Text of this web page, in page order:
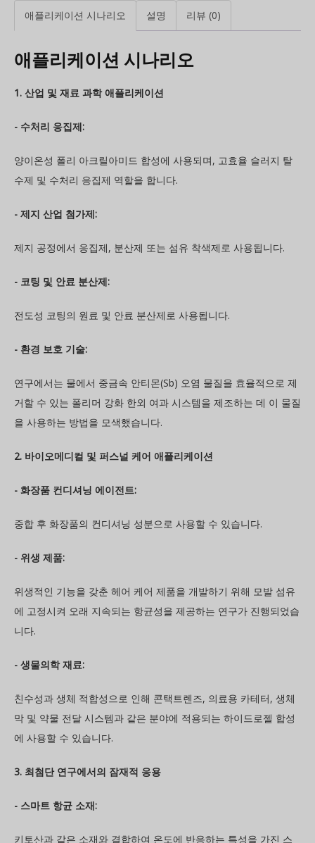
애플리케이션 시나리오 설명 리뷰 (0)
애플리케이션 시나리오
1. 산업 및 재료 과학 애플리케이션
- 수처리 응집제:
양이온성 폴리 아크릴아미드 합성에 사용되며, 고효율 슬러지 탈
수제 및 수처리 응집제 역할을 합니다.
- 제지 산업 첨가제:
제지 공정에서 응집제, 분산제 또는 섬유 착색제로 사용됩니다.
- 코팅 및 안료 분산제:
전도성 코팅의 원료 및 안료 분산제로 사용됩니다.
- 환경 보호 기술:
연구에서는 물에서 중금속 안티몬(Sb) 오염 물질을 효율적으로 제
거할 수 있는 폴리머 강화 한외 여과 시스템을 제조하는 데 이 물질
을 사용하는 방법을 모색했습니다.
2. 바이오메디컬 및 퍼스널 케어 애플리케이션
- 화장품 컨디셔닝 에이전트:
중합 후 화장품의 컨디셔닝 성분으로 사용할 수 있습니다.
- 위생 제품:
위생적인 기능을 갖춘 헤어 케어 제품을 개발하기 위해 모발 섬유
에 고정시켜 오래 지속되는 항균성을 제공하는 연구가 진행되었습
니다.
- 생물의학 재료:
친수성과 생체 적합성으로 인해 콘택트렌즈, 의료용 카테터, 생체
막 및 약물 전달 시스템과 같은 분야에 적용되는 하이드로젤 합성
에 사용할 수 있습니다.
3. 최첨단 연구에서의 잠재적 응용
- 스마트 항균 소재:
키토산과 같은 소재와 결합하여 온도에 반응하는 특성을 가진 스